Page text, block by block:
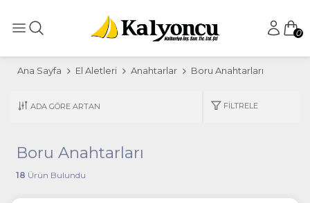
0
Ana Sayfa El Aletleri Anahtarlar Boru Anahtarları
FILTRELE
Boru Anahtarları
18 Ürün Bulundu